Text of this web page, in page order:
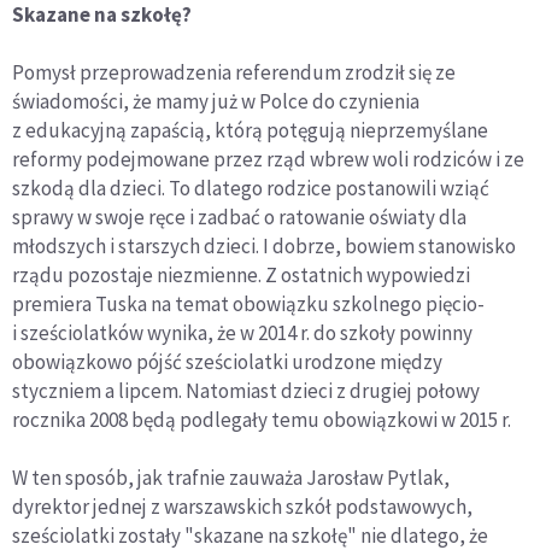
Skazane na szkołę?
Pomysł przeprowadzenia referendum zrodził się ze
świadomości, że mamy już w Polce do czynienia
z edukacyjną zapaścią, którą potęgują nieprzemyślane
reformy podejmowane przez rząd wbrew woli rodziców i ze
szkodą dla dzieci. To dlatego rodzice postanowili wziąć
sprawy w swoje ręce i zadbać o ratowanie oświaty dla
młodszych i starszych dzieci. I dobrze, bowiem stanowisko
rządu pozostaje niezmienne. Z ostatnich wypowiedzi
premiera Tuska na temat obowiązku szkolnego pięcio-
i sześciolatków wynika, że w 2014 r. do szkoły powinny
obowiązkowo pójść sześciolatki urodzone między
styczniem a lipcem. Natomiast dzieci z drugiej połowy
rocznika 2008 będą podlegały temu obowiązkowi w 2015 r.
W ten sposób, jak trafnie zauważa Jarosław Pytlak,
dyrektor jednej z warszawskich szkół podstawowych,
sześciolatki zostały "skazane na szkołę" nie dlatego, że